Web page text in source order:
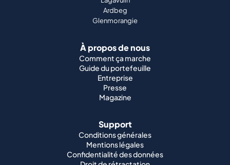
Ardbeg
Glenmorangie
À propos de nous
Comment ça marche
Guide du portefeuille
Entreprise
Presse
Magazine
Support
Conditions générales
Mentions légales
Confidentialité des données